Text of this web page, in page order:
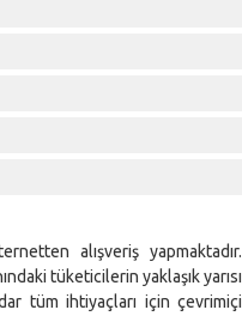
alışveriş yapmaktadır.
tüketicilerin yaklaşık yarısı
tüm ihtiyaçları için çevrimiçi